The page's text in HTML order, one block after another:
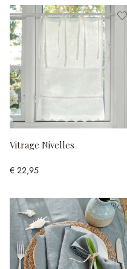
Vitrage Nivelles
€ 22,95